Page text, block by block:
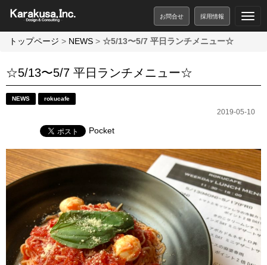
採用情報
お問合せ
トップページ > NEWS > ☆5/13〜5/7 平日ランチメニュー☆
☆5/13〜5/7 平日ランチメニュー☆
NEWS rokucafe
2019-05-10
Pocket